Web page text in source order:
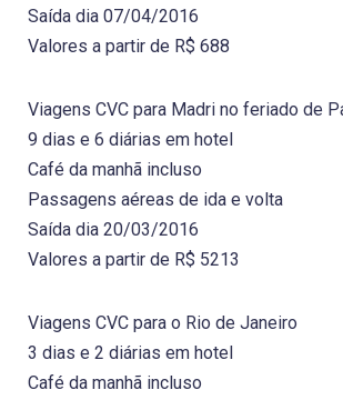
Saída dia 07/04/2016
Valores a partir de R$ 688
Viagens CVC para Madri no feriado de
9 dias e 6 diárias em hotel
Café da manhã incluso
Passagens aéreas de ida e volta
Saída dia 20/03/2016
Valores a partir de R$ 5213
Viagens CVC para o Rio de Janeiro
3 dias e 2 diárias em hotel
Café da manhã incluso